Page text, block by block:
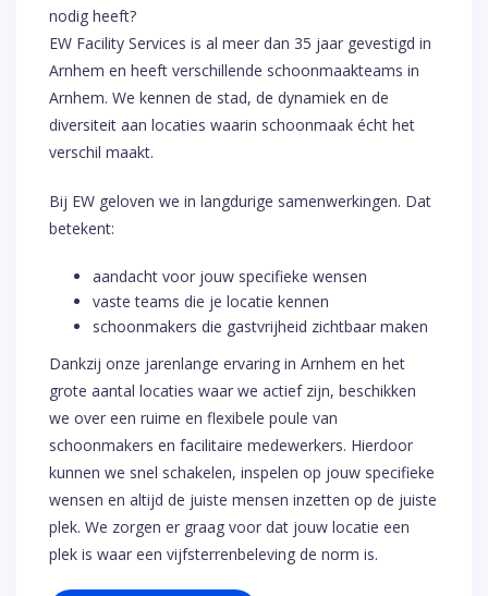
nodig heeft?
EW Facility Services is al meer dan 35 jaar gevestigd in
Arnhem en heeft verschillende schoonmaakteams in
Arnhem. We kennen de stad, de dynamiek en de
diversiteit aan locaties waarin schoonmaak écht het
verschil maakt.
Bij EW geloven we in langdurige samenwerkingen. Dat
betekent:
aandacht voor jouw specifieke wensen
vaste teams die je locatie kennen
schoonmakers die gastvrijheid zichtbaar maken
Dankzij onze jarenlange ervaring in Arnhem en het
grote aantal locaties waar we actief zijn, beschikken
we over een ruime en flexibele poule van
schoonmakers en facilitaire medewerkers. Hierdoor
kunnen we snel schakelen, inspelen op jouw specifieke
wensen en altijd de juiste mensen inzetten op de juiste
plek. We zorgen er graag voor dat jouw locatie een
plek is waar een vijfsterrenbeleving de norm is.